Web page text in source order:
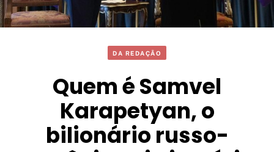
DA REDAÇÃO
Quem é Samvel
Karapetyan, o
bilionário russo-